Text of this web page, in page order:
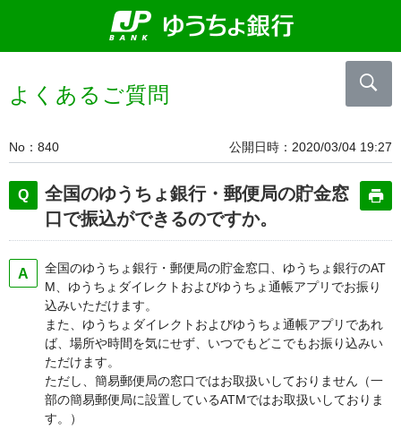
よくあるご質問
No 840 公開日時 2020/03/04 19:27
全国のゆうちょ銀行・郵便局の貯金窓
口で振込ができるのですか。
全国のゆうちょ銀行・郵便局の貯金窓口、ゆうちょ銀行のAT
M、ゆうちょダイレクトおよびゆうちょ通帳アプリでお振り
込みいただけます。
また、ゆうちょダイレクトおよびゆうちょ通帳アプリであれ
ば、場所や時間を気にせず、いつでもどこでもお振り込みい
ただけます。
ただし、簡易郵便局の窓口ではお取扱いしておりません（一
部の簡易郵便局に設置しているATMではお取扱いしておりま
す。）